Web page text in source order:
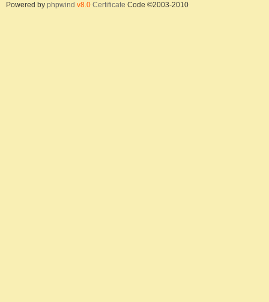
Powered by phpwind v8.0 Certificate Code ©2003-2010